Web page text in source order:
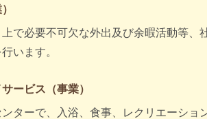
で必要不可欠な外出及び余暇活動等、
います。
ービス（事業）
ターで、入浴、食事、レクリエーショ